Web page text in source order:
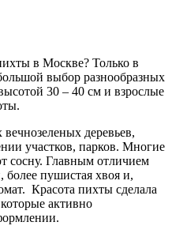
в Москве? Только в
выбор разнообразных
30 – 40 см и взрослые
деревьев,
участков, парков. Многие
Главным отличием
более пушистая хвоя и,
Красота пихты сделала
активно